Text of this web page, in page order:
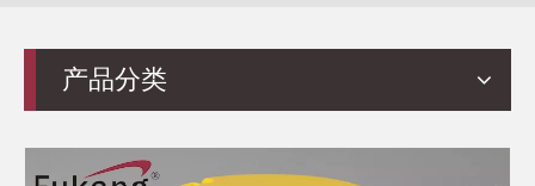
产品分类